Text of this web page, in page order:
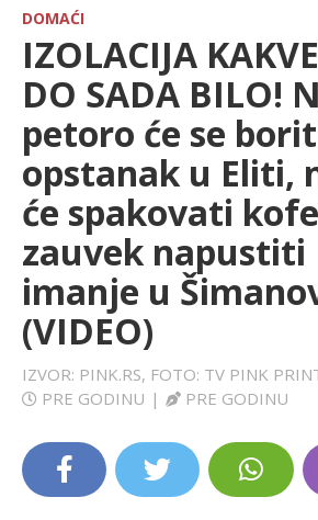
HRONIKA
FARMERI
SPORT
LIFESTYLE
EXTRA
DOMAĆI
IZOLACIJA
DO SADA BILO!
petoro će se
opstanak u Eliti,
će spakovati
zauvek napustiti
imanje u
(VIDEO)
IZVOR: PINK.RS, FOTO: TV PINK
PRE GODINU | PRE GODINU